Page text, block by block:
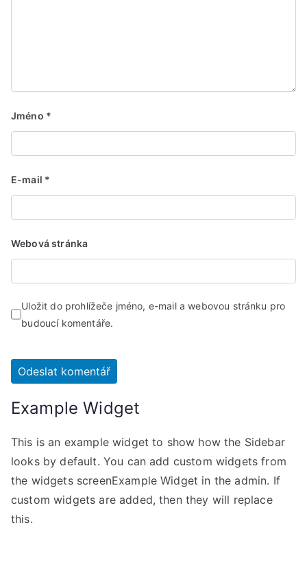
Jméno *
E-mail *
Webová stránka
Uložit do prohlížeče jméno, e-mail a webovou stránku pro
budoucí komentáře.
Example Widget
This is an example widget to show how the Sidebar
looks by default. You can add custom widgets from
the widgets screenExample Widget in the admin. If
custom widgets are added, then they will replace
this.